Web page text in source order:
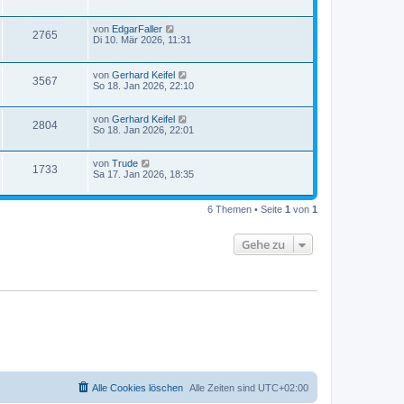
2765 von EdgarFaller
Di 10. Mär 2026, 11:31
3567 von Gerhard Keifel
So 18. Jan 2026, 22:10
2804 von Gerhard Keifel
So 18. Jan 2026, 22:01
1733 von Trude
Sa 17. Jan 2026, 18:35
6 Themen • Seite 1 von 1
Gehe zu
Alle Zeiten sind UTC+02:00
Alle Cookies löschen